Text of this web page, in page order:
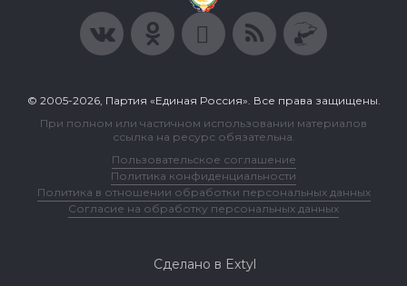
© 2005-2026, Партия «Единая Россия». Все права защищены.
При полном или частичном использовании материалов
ссылка на ресурс обязательна.
Пользовательское соглашение
Политика конфиденциальности
Политика в отношении обработки персональных данных
Согласие на обработку персональных данных
Сделано в Extyl